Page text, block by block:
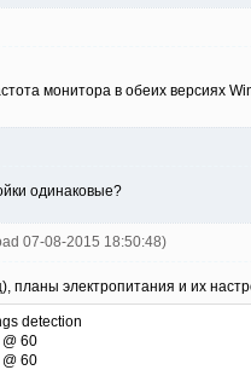
монитора в обеих версиях
одинаковые?
07-08-2015 18:50:48)
планы электропитания и их
detection
60
60